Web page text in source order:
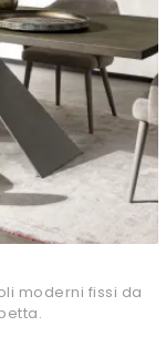
moderni fissi da